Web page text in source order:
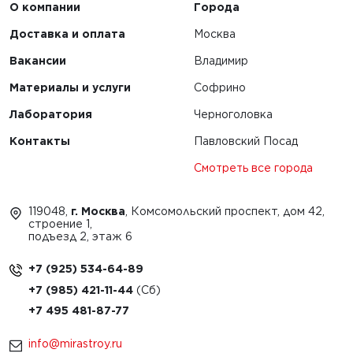
О компании
Доставка и оплата
Вакансии
Материалы и услуги
Лаборатория
Контакты
Города
Москва
Владимир
Софрино
Черноголовка
Павловский Посад
Смотреть все города
119048, г. Москва , Комсомольский проспект, дом 42,
строение 1,
подъезд 2, этаж 6
+7 (925) 534-64-89
+7 (985) 421-11-44
+7 495 481-87-77
info@mirastroy.ru